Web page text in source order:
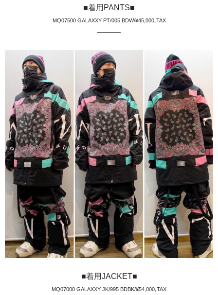
■着用PANTS■
MQ07500 GALAXXY PT/005 BDW/¥45,000₊TAX
———
■着用JACKET■
MQ07000 GALAXXY JK/995 BDBK/¥54,000₊TAX